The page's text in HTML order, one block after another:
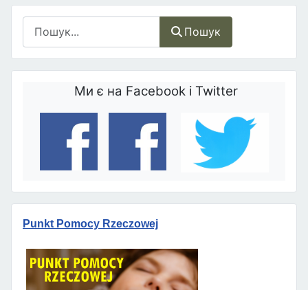
Пошук
Ми є на Facebook і Twitter
Punkt Pomocy Rzeczowej